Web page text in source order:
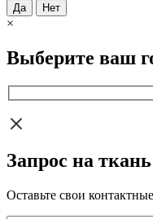
Да Нет
×
Выберите ваш
Запрос на ткань
Оставьте свои